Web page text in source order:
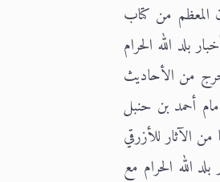
المعظم من كتاب
كتاب إفادة الأنام بذكر أخبار بلد الله الحرام
المختارة أو المستخرج من الأحاديث
على مذهب الإمام أحمد بن حنبل
جاء فيها من الآثار للأزرقي
إفادة الأنام بذكر أخبار بلد الله الحرام مع